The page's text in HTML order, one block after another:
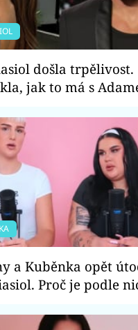
došla trpělivost.
jak to má s
a Kuběnka opět
Proč je podle